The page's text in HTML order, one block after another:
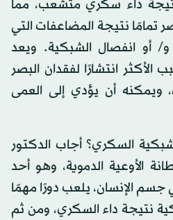
داء سكري متشعب، مما
تمامًا نتيجة المضاعفات التي
أو انفصال الشبكية. ويعد
الأكثر انتشارًا لفقدان البصر
ويمكنه أن يؤدي إلى العمى
السكري؟ أجاب الدكتور
الأوعية الدموية، وهو أحد
جسم الإنسان، يلعب دورًا مهمًا
نتيجة داء السكري، ومن ثم